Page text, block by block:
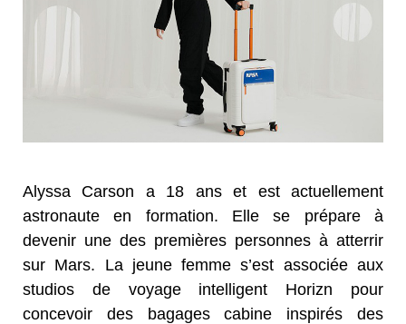
Alyssa Carson a 18 ans et est actuellement
astronaute en formation. Elle se prépare à
devenir une des premières personnes à atterrir
sur Mars. La jeune femme s’est associée aux
studios de voyage intelligent Horizn pour
concevoir des bagages cabine inspirés des